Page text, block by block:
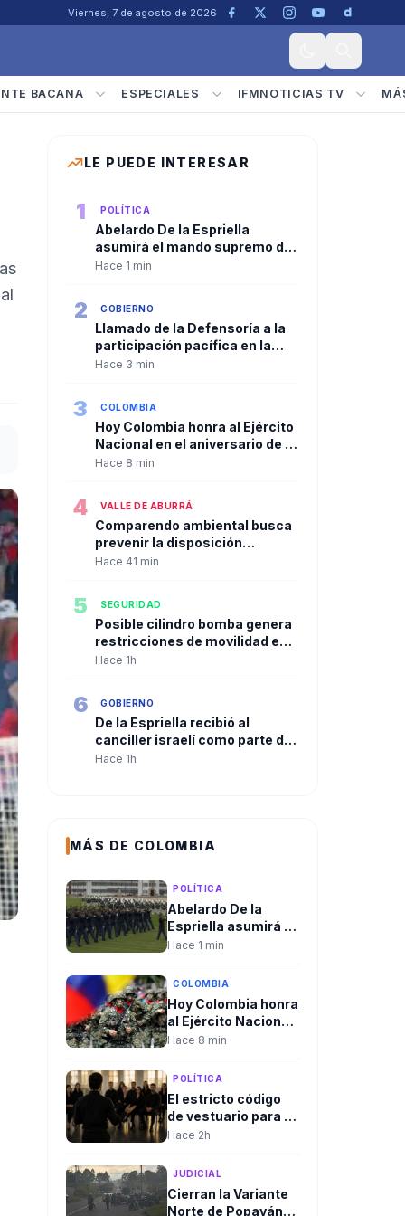
Viernes, 7 de agosto de 2026
BACANA ESPECIALES IFMNOTICIAS TV
LE PUEDE INTERESAR
1 POLÍTICA
Abelardo De la Espriella
asumirá el mando supremo de
las Fuerzas Armadas con el
Pichincha en el Día del Ejército.
Hace 1 min
2 GOBIERNO
Llamado de la Defensoría a la
participación pacífica en la
nueva etapa institucional del
Hace 3 min
3 COLOMBIA
Hoy Colombia honra al Ejército
Nacional en el aniversario de la
Batalla de Boyacá. Es el Día del
Hace 8 min
4 VALLE DE ABURRÁ
Comparendo ambiental busca
prevenir la disposición
inadecuada de residuos en
Hace 41 min
5 SEGURIDAD
Posible cilindro bomba genera
restricciones de movilidad en
el norte de Popayán
Hace 1h
6 GOBIERNO
De la Espriella recibió al
canciller israelí como parte de
su agenda previa a la
Hace 1h
MÁS DE COLOMBIA
POLÍTICA
Abelardo De la
Espriella asumirá el
mando supremo de
Armadas con el
“reconocimiento de
tropas” en el
Batallón Pichincha
Ejército.
Hace 1 min
COLOMBIA
Hoy Colombia honra
al Ejército Nacional
en el aniversario de
Boyacá. Es el Día
del Ejército.
Hace 8 min
POLÍTICA
El estricto código
de vestuario para la
posesión de
Espriella despierta
expectativa entre
los invitados: Color
Hace 2h
JUDICIAL
Cierran la Variante
Norte de Popayán